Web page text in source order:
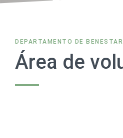
DEPARTAMENTO DE
Área de